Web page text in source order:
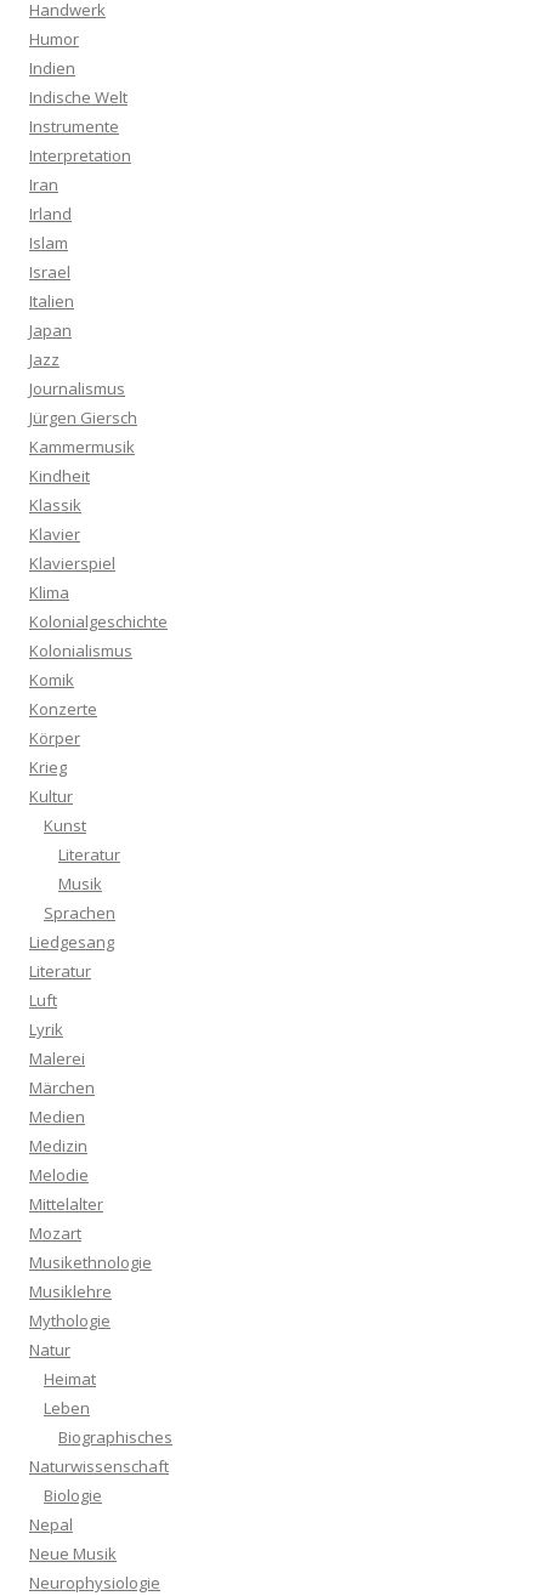
Handwerk
Humor
Indien
Indische Welt
Instrumente
Interpretation
Iran
Irland
Islam
Israel
Italien
Japan
Jazz
Journalismus
Jürgen Giersch
Kammermusik
Kindheit
Klassik
Klavier
Klavierspiel
Klima
Kolonialgeschichte
Kolonialismus
Komik
Konzerte
Körper
Krieg
Kultur
Kunst
Literatur
Musik
Sprachen
Liedgesang
Literatur
Luft
Lyrik
Malerei
Märchen
Medien
Medizin
Melodie
Mittelalter
Mozart
Musikethnologie
Musiklehre
Mythologie
Natur
Heimat
Leben
Biographisches
Naturwissenschaft
Biologie
Nepal
Neue Musik
Neurophysiologie